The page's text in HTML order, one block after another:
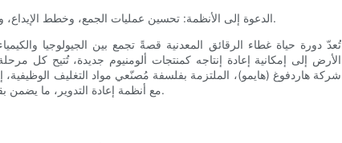
- الدعوة إلى الأنظمة: تحسين عمليات الجمع، وخطط الإيداع، وبرامج الاسترجاع الصناعية تزيد من معدلات الاسترداد وتغلق الحلقة.
تُعدّ دورة حياة غطاء الرقائق المعدنية قصةً تجمع بين الجيولوجيا
الأرض إلى إمكانية إعادة إنتاجه كمنتجات ألومنيوم جديدة، تُتيح كل
شركة هاردفوغ (هايمو)، الملتزمة بفلسفة مُصنّعي مواد التغليف
مع أنظمة إعادة التدوير، ما يضمن بقاء غطاء الرقائق المعدنية عنصرًا عمليًا ومستدامًا في التغليف الحديث.